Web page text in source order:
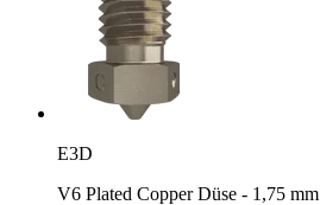
E3D
V6 Plated Copper Düse - 1,75 mm